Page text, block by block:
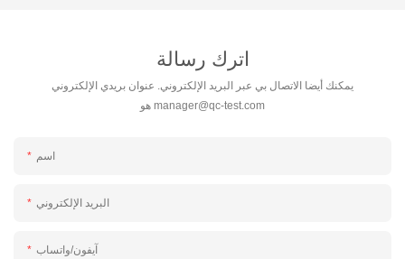
اترك رسالة
يمكنك أيضا الاتصال بي عبر البريد الإلكتروني. عنوان بريدي الإلكتروني
manager@qc-test.com
اسم
البريد الإلكتروني
آيفون/واتساب